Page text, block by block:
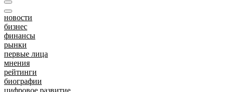
новости
бизнес
финансы
рынки
первые лица
мнения
рейтинги
биографии
цифровое развитие